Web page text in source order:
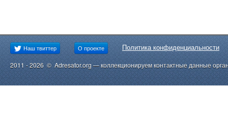
Наш твиттер О проекте Политика конфиденциальности
2011 - 2026 © Adresator.org — коллекционируем контактные данные